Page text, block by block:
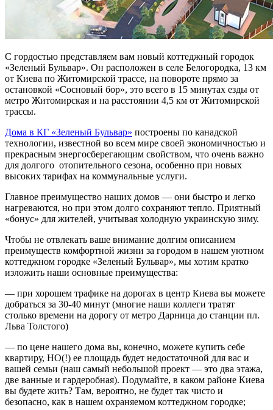
С гордостью представляем вам новый коттеджный городок
«Зеленый Бульвар». Он расположен в селе Белогородка, 13 км
от Киева по Житомирской трассе, на повороте прямо за
остановкой «Сосновый бор», это всего в 15 минутах езды от
метро Житомирская и на расстоянии 4,5 км от Житомирской
трассы.
Дома в КГ «Зеленый Бульвар» построены по канадской
технологии, известной во всем мире своей экономичностью и
прекрасным энергосберегающим свойством, что очень важно
для долгого отопительного сезона, особенно при новых
высоких тарифах на коммунальные услуги.
Главное преимущество наших домов — они быстро и легко
нагреваются, но при этом долго сохраняют тепло. Приятный
«бонус» для жителей, учитывая холодную украинскую зиму.
Чтобы не отвлекать ваше внимание долгим описанием
преимуществ комфортной жизни за городом в нашем уютном
коттеджном городке «Зеленый Бульвар», мы хотим кратко
изложить наши основные преимущества:
— при хорошем трафике на дорогах в центр Киева вы можете
добраться за 30-40 минут (многие наши коллеги тратят
столько времени на дорогу от метро Дарница до станции пл.
Льва Толстого)
— по цене нашего дома вы, конечно, можете купить себе
квартиру, НО(!) ее площадь будет недостаточной для вас и
вашей семьи (наш самый небольшой проект — это два этажа,
две ванные и гардеробная). Подумайте, в каком районе Киева
вы будете жить? Там, вероятно, не будет так чисто и
безопасно, как в нашем охраняемом коттеджном городке;